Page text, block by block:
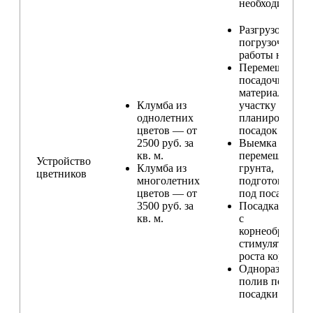
Устройство
цветников
Клумба из
однолетних
цветов — от
2500 руб. за
кв. м.
Клумба из
многолетних
цветов — от
3500 руб. за
кв. м.
Разгрузо-
погрузочные
работы на
Перемещение
посадочного
материала по
участку и
планирование
посадок
Выемка и
перемещение
грунта,
подготовка
под посадку
Посадка
с
стимулятором
роста корней
Одноразовый
полив после
посадки